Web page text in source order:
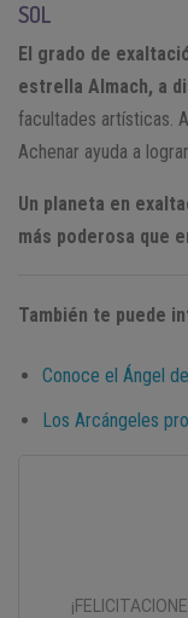
SOL
El grado de
estrella Almach, a
facultades artísticas.
Achenar ayuda a
Un planeta en
más poderosa que
También te puede
Conoce el Ángel
Los Arcángeles